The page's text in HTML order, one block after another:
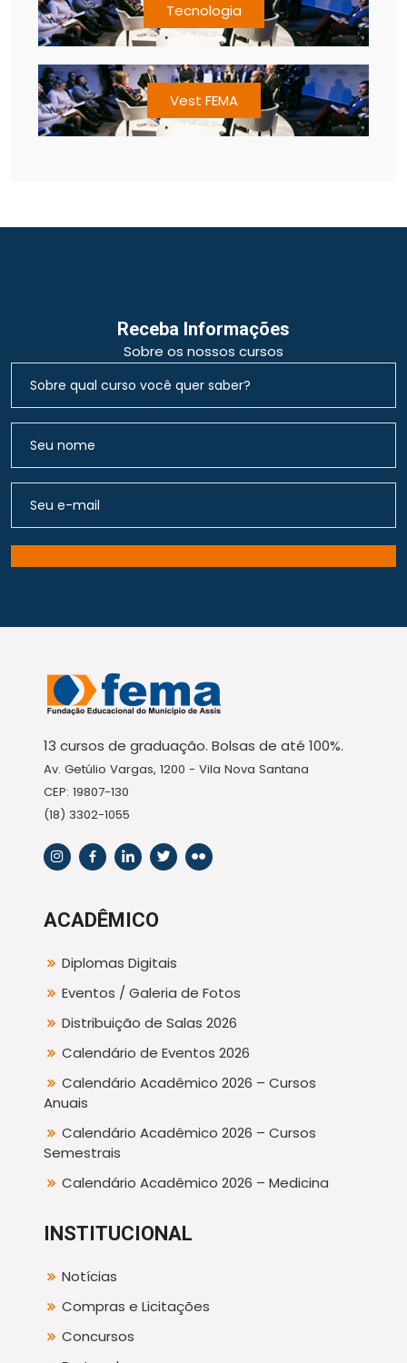
Tecnologia
Vest FEMA
Receba Informações
Sobre os nossos cursos
13 cursos de graduação. Bolsas de até 100%.
Av. Getúlio Vargas, 1200 - Vila Nova Santana
CEP: 19807-130
(18) 3302-1055
ACADÊMICO
Diplomas Digitais
Eventos / Galeria de Fotos
Distribuição de Salas 2026
Calendário de Eventos 2026
Calendário Acadêmico 2026 – Cursos
Anuais
Calendário Acadêmico 2026 – Cursos
Semestrais
Calendário Acadêmico 2026 – Medicina
INSTITUCIONAL
Notícias
Compras e Licitações
Concursos